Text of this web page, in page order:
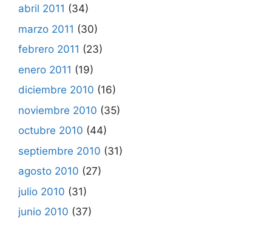
abril 2011 (34)
marzo 2011 (30)
febrero 2011 (23)
enero 2011 (19)
diciembre 2010 (16)
noviembre 2010 (35)
octubre 2010 (44)
septiembre 2010 (31)
agosto 2010 (27)
julio 2010 (31)
junio 2010 (37)